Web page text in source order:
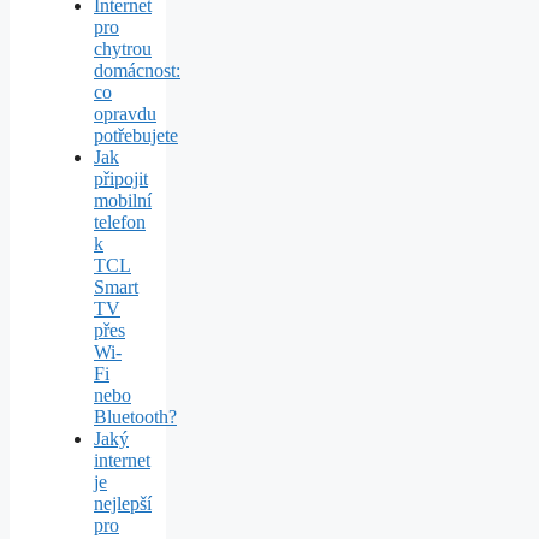
Internet
pro
chytrou
domácnost:
co
opravdu
potřebujete
Jak
připojit
mobilní
telefon
k
TCL
Smart
TV
přes
Wi-
Fi
nebo
Bluetooth?
Jaký
internet
je
nejlepší
pro